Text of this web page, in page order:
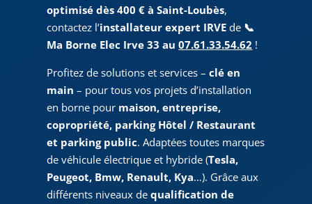
optimisé dès 400 € à Saint-Loubès,
contactez l’installateur expert IRVE de 📞
Ma Borne Elec Irve 33 au 07.61.33.54.62 !
Profitez de solutions et services –clé en
main – pour tous vos projets d’installation
en borne pour maison, entreprise,
copropriété, parking Hôtel / Restaurant
et parking public. Adaptées toutes marques
de véhicule électrique et hybride (Tesla,
Peugeot, Bmw, Renault, Kya…). Grâce aux
différents niveaux dequalification de